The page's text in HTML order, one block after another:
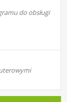
do obsługi